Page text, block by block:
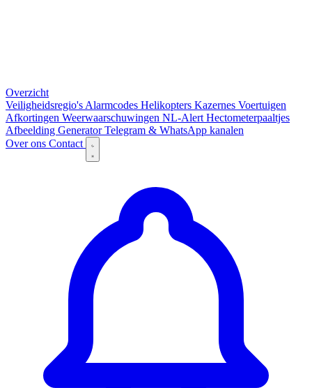
Overzicht
Veiligheidsregio's Alarmcodes Helikopters Kazernes Voertuigen
Afkortingen Weerwaarschuwingen NL-Alert Hectometerpaaltjes
Afbeelding GeneratorTelegram & WhatsApp kanalen
Over ons Contact